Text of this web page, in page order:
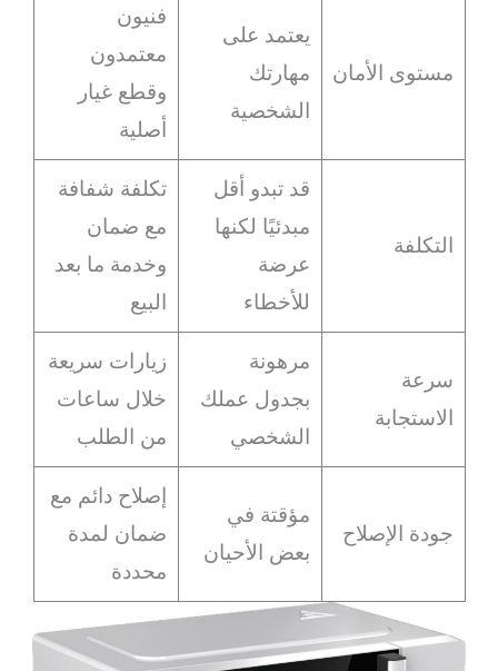
مستوى الأمان
يعتمد على
مهارتك
الشخصية
فنيون
معتمدون
وقطع غيار
أصلية
التكلفة
قد تبدو أقل
مبدئيًا لكنها
عرضة
للأخطاء
تكلفة شفافة
مع ضمان
وخدمة ما بعد
البيع
سرعة
الاستجابة
مرهونة
بجدول عملك
الشخصي
زيارات سريعة
خلال ساعات
من الطلب
جودة الإصلاح
مؤقتة في
بعض الأحيان
إصلاح دائم مع
ضمان لمدة
محددة